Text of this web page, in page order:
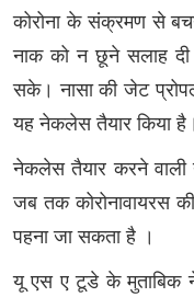
कोरोना के संक्रमण से
नाक को न छूने सलाह दी
सके। नासा की जेट
यह नेकलेस तैयार किया है।
नेकलेस तैयार करने वाली
जब तक कोरोनावायरस
पहना जा सकता है ।
यू एस ए टूडे के मुताबिक